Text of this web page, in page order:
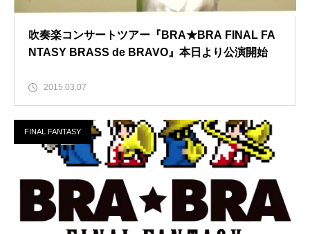
吹奏楽コンサートツアー『BRA★BRA FINAL FA
NTASY BRASS de BRAVO』本日より公演開始
2015.03.07
FINAL FANTASY